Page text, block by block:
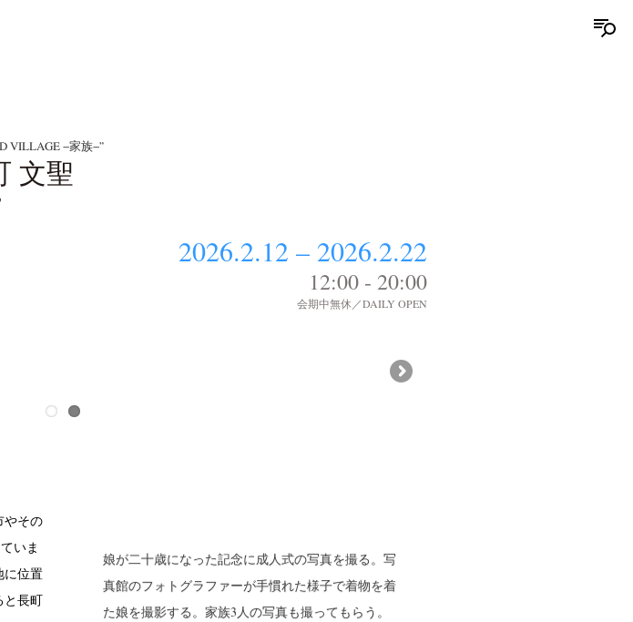
VILLAGE −家族−”
文聖
2026.2.12 – 2026.2.22
12:00 - 20:00
会期中無休／DAILY OPEN
やその
いま
に位置
と長町
娘が二十歳になった記念に成人式の写真を撮る。写
真館のフォトグラファーが手慣れた様子で着物を着
た娘を撮影する。家族3人の写真も撮ってもらう。